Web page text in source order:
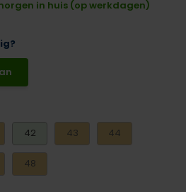
in huis (op werkdagen)
42 43 44
48